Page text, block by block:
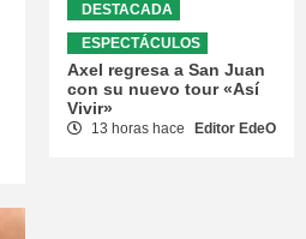
DESTACADA
ESPECTÁCULOS
Axel regresa a San Juan
con su nuevo tour «Así
Vivir»
13 horas hace Editor EdeO